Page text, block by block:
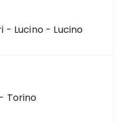
- Lucino - Lucino
Torino